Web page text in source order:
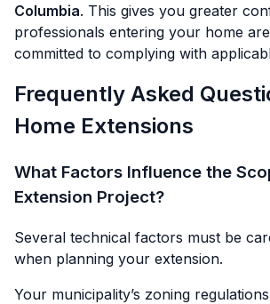
Columbia. This gives you greater
professionals entering your home
committed to complying with
Frequently Asked
Home Extensions
What Factors Influence the
Extension Project?
Several technical factors must be
when planning your extension.
Your municipality’s zoning